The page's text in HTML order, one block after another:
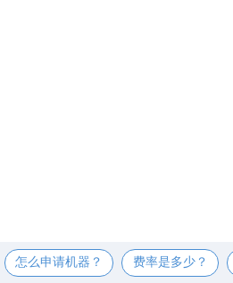
怎么申请机器？ 费率是多少？